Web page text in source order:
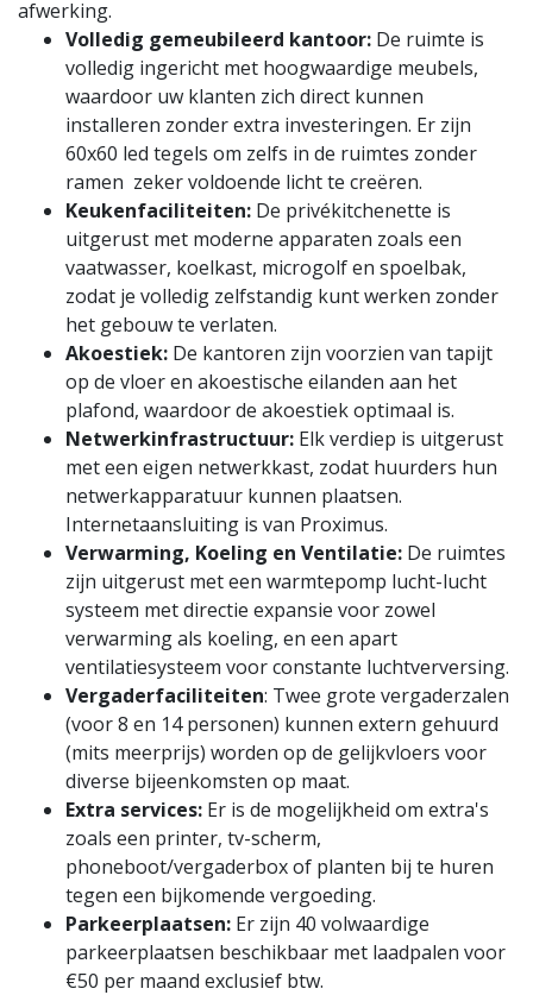
afwerking.
Volledig gemeubileerd kantoor: De ruimte is
volledig ingericht met hoogwaardige meubels,
waardoor uw klanten zich direct kunnen
installeren zonder extra investeringen. Er zijn
60x60 led tegels om zelfs in de ruimtes zonder
ramen zeker voldoende licht te creëren.
Keukenfaciliteiten: De privékitchenette is
uitgerust met moderne apparaten zoals een
vaatwasser, koelkast, microgolf en spoelbak,
zodat je volledig zelfstandig kunt werken zonder
het gebouw te verlaten.
Akoestiek: De kantoren zijn voorzien van tapijt
op de vloer en akoestische eilanden aan het
plafond, waardoor de akoestiek optimaal is.
Netwerkinfrastructuur: Elk verdiep is uitgerust
met een eigen netwerkkast, zodat huurders hun
netwerkapparatuur kunnen plaatsen.
Internetaansluiting is van Proximus.
Verwarming, Koeling en Ventilatie: De ruimtes
zijn uitgerust met een warmtepomp lucht-lucht
systeem met directie expansie voor zowel
verwarming als koeling, en een apart
ventilatiesysteem voor constante luchtverversing.
Vergaderfaciliteiten: Twee grote vergaderzalen
(voor 8 en 14 personen) kunnen extern gehuurd
(mits meerprijs) worden op de gelijkvloers voor
diverse bijeenkomsten op maat.
Extra services: Er is de mogelijkheid om extra's
zoals een printer, tv-scherm,
phoneboot/vergaderbox of planten bij te huren
tegen een bijkomende vergoeding.
Parkeerplaatsen: Er zijn 40 volwaardige
parkeerplaatsen beschikbaar met laadpalen voor
€50 per maand exclusief btw.